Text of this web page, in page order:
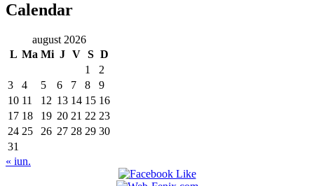
Calendar
august 2026
L Ma Mi J V S D
1
2
3
4 5 6 7 8
9
10 11 12 13 14 15 16
17 18 19 20 21 22 23
24 25 26 27 28 29 30
31
« iun.